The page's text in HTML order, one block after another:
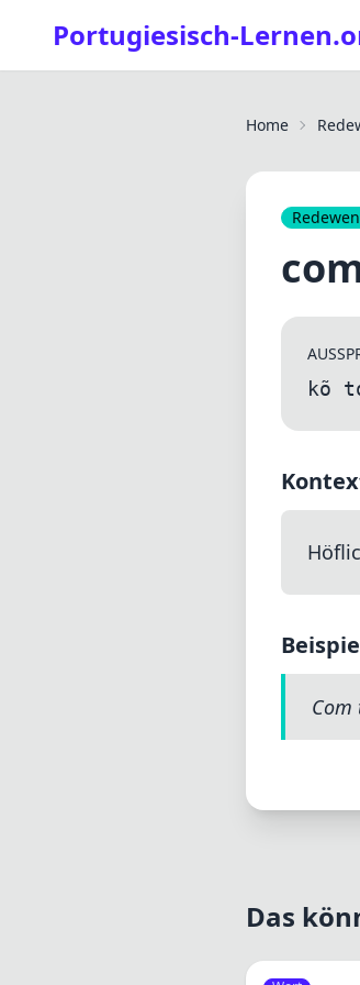
Portugiesisch-
Home
kõ
Com
Das